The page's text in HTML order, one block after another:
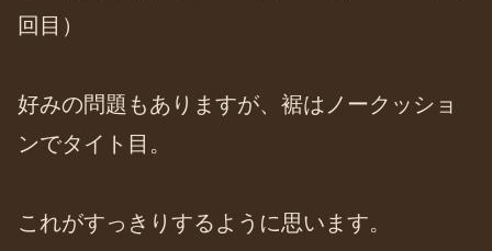
回目）
好みの問題もありますが、裾はノークッショ
ンでタイト目。
これがすっきりするように思います。